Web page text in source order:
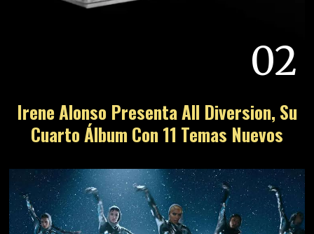
02
Irene Alonso Presenta All Diversion, Su
Cuarto Álbum Con 11 Temas Nuevos